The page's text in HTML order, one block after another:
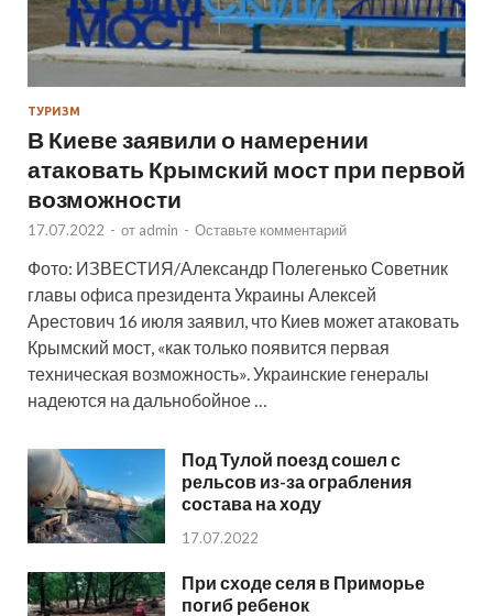
ТУРИЗМ
В Киеве заявили о намерении
атаковать Крымский мост при первой
возможности
17.07.2022 - от admin - Оставьте комментарий
Фото: ИЗВЕСТИЯ/Александр Полегенько Советник
главы офиса президента Украины Алексей
Арестович 16 июля заявил, что Киев может атаковать
Крымский мост, «как только появится первая
техническая возможность». Украинские генералы
надеются на дальнобойное …
Под Тулой поезд сошел с
рельсов из-за ограбления
состава на ходу
17.07.2022
При сходе селя в Приморье
погиб ребенок